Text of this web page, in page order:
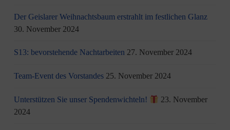
Der Geislarer Weihnachtsbaum erstrahlt im festlichen Glanz
30. November 2024
S13: bevorstehende Nachtarbeiten 27. November 2024
Team-Event des Vorstandes 25. November 2024
Unterstützen Sie unser Spendenwichteln!
23. November
2024